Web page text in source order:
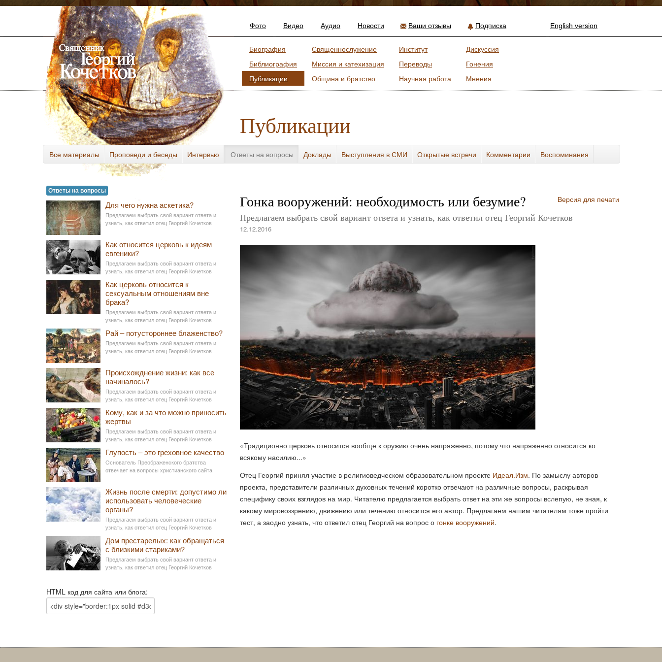
Фото Видео Аудио Новости Ваши отзывы Подписка English version
Биография
Библиография
Публикации
Священнослужение
Миссия и катехизация
Община и братство
Институт
Переводы
Научная работа
Дискуссия
Гонения
Мнения
Публикации
Все материалы Проповеди и беседы Интервью Ответы на вопросы Доклады Выступления в СМИ Открытые встречи Комментарии
Воспоминания
Версия для печати
Гонка вооружений: необходимость или безумие?
Предлагаем выбрать свой вариант ответа и узнать, как ответил отец Георгий Кочетков
12.12.2016
«Традиционно церковь относится вообще к оружию очень напряженно, потому что напряженно относится ко
всякому насилию...»
Отец Георгий принял участие в религиоведческом образовательном проекте Идеал.Изм. По замыслу авторов
проекта, представители различных духовных течений коротко отвечают на различные вопросы, раскрывая
специфику своих взглядов на мир. Читателю предлагается выбрать ответ на эти же вопросы вслепую, не зная, к
какому мировоззрению, движению или течению относится его автор. Предлагаем нашим читателям тоже пройти
тест, а заодно узнать, что ответил отец Георгий на вопрос о гонке вооружений.
Ответы на вопросы
Для чего нужна аскетика?
Предлагаем выбрать свой вариант ответа и
узнать, как ответил отец Георгий Кочетков
Как относится церковь к идеям
евгеники?
Предлагаем выбрать свой вариант ответа и
узнать, как ответил отец Георгий Кочетков
Как церковь относится к
сексуальным отношениям вне
брака?
Предлагаем выбрать свой вариант ответа и
узнать, как ответил отец Георгий Кочетков
Рай – потустороннее блаженство?
Предлагаем выбрать свой вариант ответа и
узнать, как ответил отец Георгий Кочетков
Происхожднение жизни: как все
начиналось?
Предлагаем выбрать свой вариант ответа и
узнать, как ответил отец Георгий Кочетков
Кому, как и за что можно приносить
жертвы
Предлагаем выбрать свой вариант ответа и
узнать, как ответил отец Георгий Кочетков
Глупость – это греховное качество
Основатель Преображенского братства
отвечает на вопросы христианского сайта
Жизнь после смерти: допустимо ли
использовать человеческие
органы?
Предлагаем выбрать свой вариант ответа и
узнать, как ответил отец Георгий Кочетков
Дом престарелых: как обращаться
с близкими стариками?
Предлагаем выбрать свой вариант ответа и
узнать, как ответил отец Георгий Кочетков
HTML код для сайта или блога: